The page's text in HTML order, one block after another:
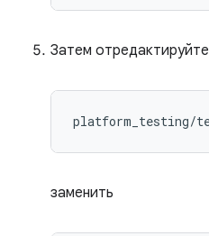
Затем отредактируйте
заменить